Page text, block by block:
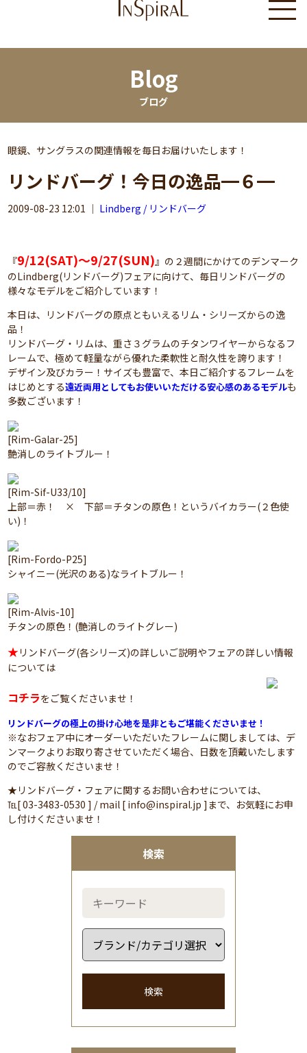
Blog
ブログ
検索
検索
眼鏡、サングラスの関連情報を毎日お届けいたします！
リンドバーグ！今日の逸品━６━
2009-08-23 12:01 ｜ Lindberg / リンドバーグ
『9/12(SAT)～9/27(SUN)』の２週間にかけてのデンマーク
のLindberg(リンドバーグ)フェアに向けて、毎日リンドバーグの
様々なモデルをご紹介しています！
本日は、リンドバーグの原点ともいえるリム・シリーズからの逸
品！
リンドバーグ・リムは、重さ３グラムのチタンワイヤーからなるフ
レームで、極めて軽量ながら優れた柔軟性と耐久性を誇ります！
デザイン及びカラー！サイズも豊富で、本日ご紹介するフレームを
はじめとする遠近両用としてもお使いいただける安心感のあるモデルも
多数ございます！
[Rim-Galar-25]
艶消しのライトブルー！
[Rim-Sif-U33/10]
上部＝赤！ × 下部＝チタンの原色！というバイカラー(２色使
い)！
[Rim-Fordo-P25]
シャイニー(光沢のある)なライトブルー！
[Rim-Alvis-10]
チタンの原色！(艶消しのライトグレー)
★ リンドバーグ(各シリーズ)の詳しいご説明やフェアの詳しい情報
については
コチラをご覧くださいませ！
リンドバーグの極上の掛け心地を是非ともご堪能くださいませ！
※なおフェア中にオーダーいただいたフレームに関しましては、デ
ンマークよりお取り寄させていただく場合、日数を頂戴いたします
のでご容赦くださいませ！
★リンドバーグ・フェアに関するお問い合わせについては、
℡[ 03-3483-0530 ] / mail [ info@inspiral.jp ]まで、お気軽にお申
し付けくださいませ！